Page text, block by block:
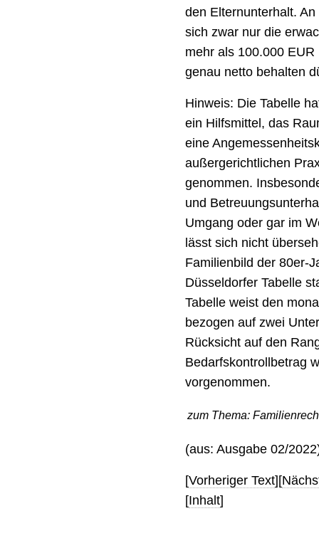
den Elternunterhalt.
sich zwar nur die
mehr als 100.000
genau netto behalten
Hinweis: Die Tabelle
ein Hilfsmittel, das
eine
außergerichtlichen
genommen.
und
Umgang oder gar im
lässt sich nicht
Familienbild der 80er-
Düsseldorfer Tabelle
Tabelle weist den
bezogen auf zwei
Rücksicht auf den
Bedarfskontrollbetrag
vorgenommen.
zum Thema:
(aus: Ausgabe 02/
[Vorheriger Text][
[Inhalt]